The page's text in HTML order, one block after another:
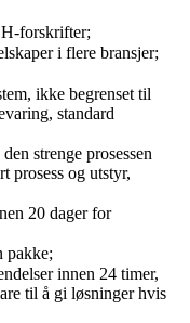
forskrifter;
i flere bransjer;
ikke begrenset til
standard
strenge prosessen
prosess og utstyr,
20 dager for
pakke;
innen 24 timer,
til å gi løsninger hvis